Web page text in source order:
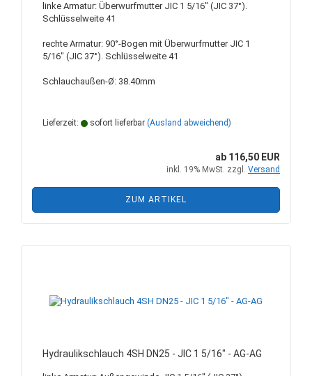
linke Armatur: Überwurfmutter JIC 1 5/16" (JIC 37°).
Schlüsselweite 41
rechte Armatur: 90°-Bogen mit Überwurfmutter JIC 1
5/16" (JIC 37°). Schlüsselweite 41
Schlauchaußen-Ø: 38.40mm
Lieferzeit: sofort lieferbar (Ausland abweichend)
ab 116,50 EUR
inkl. 19% MwSt. zzgl. Versand
ZUM ARTIKEL
Hydraulikschlauch 4SH DN25 - JIC 1 5/16" - AG-AG